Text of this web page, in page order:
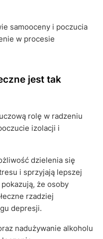
samooceny i poczucia
w procesie
jest tak
rolę w radzeniu
izolacji i
dzielenia się
i sprzyjają lepszej
że osoby
rzadziej
depresji.
nadużywanie alkoholu